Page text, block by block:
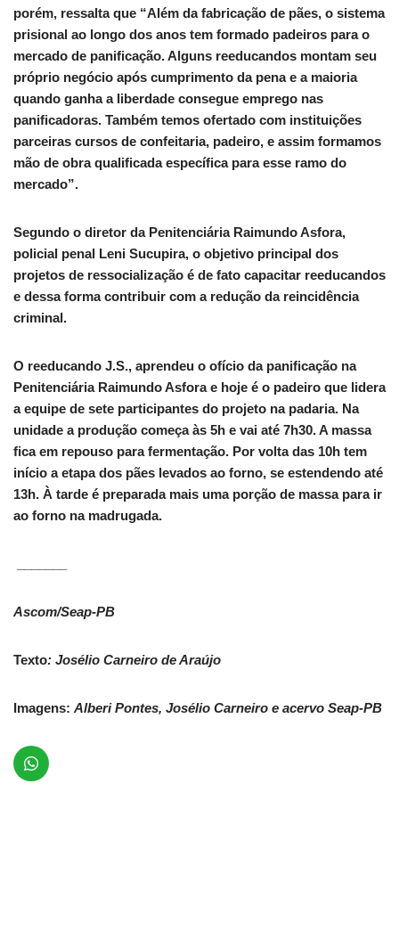
porém, ressalta que “Além da fabricação de pães, o sistema
prisional ao longo dos anos tem formado padeiros para o
mercado de panificação. Alguns reeducandos montam seu
próprio negócio após cumprimento da pena e a maioria
quando ganha a liberdade consegue emprego nas
panificadoras. Também temos ofertado com instituições
parceiras cursos de confeitaria, padeiro, e assim formamos
mão de obra qualificada específica para esse ramo do
mercado”.
Segundo o diretor da Penitenciária Raimundo Asfora,
policial penal Leni Sucupira, o objetivo principal dos
projetos de ressocialização é de fato capacitar reeducandos
e dessa forma contribuir com a redução da reincidência
criminal.
O reeducando J.S., aprendeu o ofício da panificação na
Penitenciária Raimundo Asfora e hoje é o padeiro que lidera
a equipe de sete participantes do projeto na padaria. Na
unidade a produção começa às 5h e vai até 7h30. A massa
fica em repouso para fermentação. Por volta das 10h tem
início a etapa dos pães levados ao forno, se estendendo até
13h. À tarde é preparada mais uma porção de massa para ir
ao forno na madrugada.
Ascom/Seap-PB
Texto: Josélio Carneiro de Araújo
Imagens: Alberi Pontes, Josélio Carneiro e acervo Seap-PB